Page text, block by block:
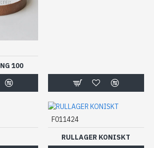
100
F011424
RULLAGER KONISKT